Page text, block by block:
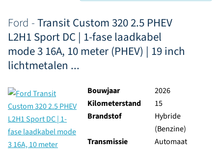
Ford -Transit Custom 320 2.5 PHEV
L2H1 Sport DC | 1-fase laadkabel
mode 3 16A, 10 meter (PHEV) | 19 inch
lichtmetalen ...
Bouwjaar
2026
Kilometerstand
15
Brandstof
Hybride
(Benzine)
Transmissie
Automaat